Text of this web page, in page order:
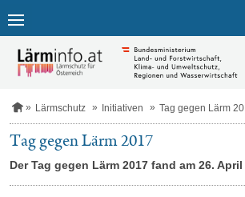
Zum
Inhalt
S
a
s
e
Lärmschutz Initiativen Tag gegen Lärm
Tag gegen Lärm 2017
Der Tag gegen Lärm 2017 fand am 26.